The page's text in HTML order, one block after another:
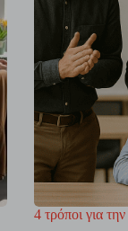
4 τρόποι για